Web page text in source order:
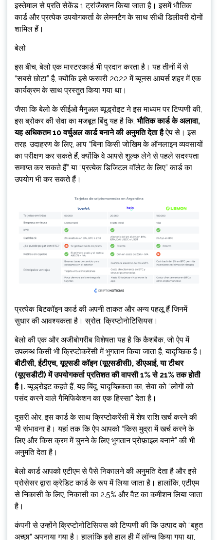
इस्तेमाल से प्रति सेकेंड 1 ट्रांजैक्शन किया जाता है। इसमें भौतिक
कार्ड और प्रत्येक उपयोगकर्ता के लेमनटैग के साथ सीधी डिलीवरी दोनों
शामिल हैं।
बेलो
इस बीच, बेलो एक मास्टरकार्ड भी प्रदान करता है। यह तीनों में से
“सबसे छोटा” है, क्योंकि इसे फरवरी 2022 में ब्यूनस आयर्स शहर में एक
कार्यक्रम के साथ प्रस्तुत किया गया था।
जैसा कि बेलो के सीईओ मैनुअल ब्यूड्रोइट ने इस माध्यम पर टिप्पणी की,
इस ब्रोकर की सेवा का मजबूत बिंदु यह है कि, भौतिक कार्ड के अलावा,
यह अधिकतम 10 वर्चुअल कार्ड बनाने की अनुमति देता हैऐप से। इस
तरह, उदाहरण के लिए, आप “बिना किसी जोखिम के ऑनलाइन व्यवसायों
का परीक्षण कर सकते हैं, क्योंकि वे आपसे शुल्क लेने से पहले सदस्यता
समाप्त कर सकते हैं” या “प्रत्येक डिजिटल वॉलेट के लिए” कार्ड का
उपयोग भी कर सकते हैं।
प्रत्येक बिटकॉइन कार्ड की अपनी ताकत और अन्य पहलू हैं जिनमें
सुधार की आवश्यकता है। स्रोत: क्रिप्टोनोटिसियस।
बेलो की एक और अजीबोगरीब विशेषता यह है कि कैशबैक, जो ऐप में
उपलब्ध किसी भी क्रिप्टोकरेंसी में भुगतान किया जाता है, यादृच्छिक है।
बीटीसी, ईटीएच, यूएसडी कॉइन (यूएसडीसी), डीएआई, या टीथर
(यूएसडीटी) में उपयोगकर्ता प्रतिशत की वापसी 1% से 21% तक होती
है।. ब्यूड्रोइट कहते हैं, यह बिंदु, यादृच्छिकता का, सेवा को “लोगों को
पसंद करने वाले गैमिफिकेशन का एक हिस्सा” देता है।
दूसरी ओर, इस कार्ड के साथ क्रिप्टोकरेंसी में शेष राशि खर्च करने की
भी संभावना है। यहां तक ​​​​कि ऐप आपको “किस मुद्रा में खर्च करने के
लिए और किस क्रम में चुनने के लिए भुगतान प्रोफ़ाइल बनाने” की भी
अनुमति देता है।
बेलो कार्ड आपको एटीएम से पैसे निकालने की अनुमति देता है और इसे
प्रोसेसर द्वारा क्रेडिट कार्ड के रूप में लिया जाता है। हालांकि, एटीएम
से निकासी के लिए, निकासी का 2.5% और वैट का कमीशन लिया जाता
है।
कंपनी से उन्होंने क्रिप्टोनोटिसियस को टिप्पणी की कि उत्पाद को “बहुत
अच्छा” अपनाया गया है। हालांकि इसे हाल ही में लॉन्च किया गया था,